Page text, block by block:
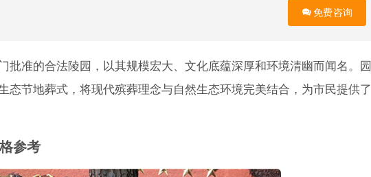
免费咨询
批准的合法陵园，以其规模宏大、文化底蕴深厚和环境清幽而闻名。园
态节地葬式，将现代殡葬理念与自然生态环境完美结合，为市民提供了
参考